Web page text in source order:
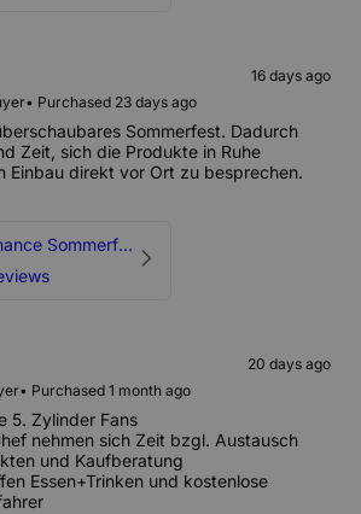
16 days ago
• Purchased 23 days ago
Sommerfest. Dadurch
Zeit, sich die Produkte in Ruhe
Einbau direkt vor Ort zu besprechen.
HPerformance Sommerfest 2026
20 days ago
• Purchased 1 month ago
5. Zylinder Fans
nehmen sich Zeit bzgl. Austausch
und Kaufberatung
Essen+Trinken und kostenlose